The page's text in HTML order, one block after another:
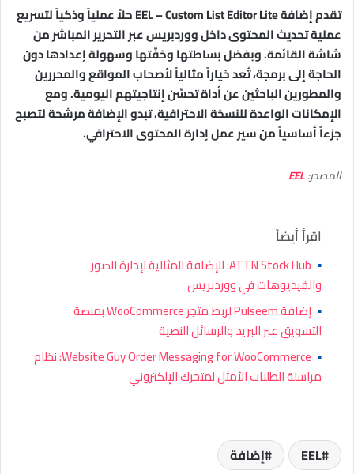
تقدم إضافة EEL – Custom List Editor Lite حلاً عملياً وذكياً لتسريع
عملية تحديث المحتوى داخل ووردبريس عبر التحرير المباشر من
شاشة القائمة. وبفضل بساطتها وخفّتها وسهولة إعدادها دون
الحاجة إلى برمجة، تُعد خياراً مثالياً لأصحاب المواقع والمحررين
والمطورين الباحثين عن أداة تحسّن إنتاجيتهم اليومية. ومع
الإمكانات الواعدة للنسخة الاحترافية، تبدو الإضافة مرشحة لتصبح
جزءاً أساسياً من سير عمل إدارة المحتوى الاحترافي.
المصدر:EEL
اقرأ أيضاً
▪
ATTN Stock Hub: الإضافة المثالية لإدارة الصور
والفيديوهات في ووردبريس
▪
إضافة Pulseem لربط متجر WooCommerce بمنصة
التسويق عبر البريد والرسائل النصية
▪
Website Guy Order Messaging for WooCommerce: نظام
مراسلة الطلبات الأمثل لمتجرك الإلكتروني
EEL
إضافة